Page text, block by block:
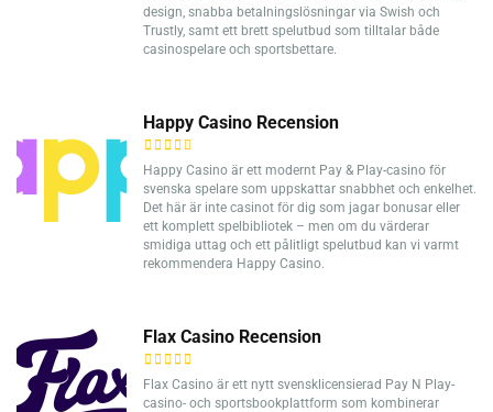
design, snabba betalningslösningar via Swish och
Trustly, samt ett brett spelutbud som tilltalar både
casinospelare och sportsbettare.
Happy Casino Recension
Happy Casino är ett modernt Pay & Play-casino för
svenska spelare som uppskattar snabbhet och enkelhet.
Det här är inte casinot för dig som jagar bonusar eller
ett komplett spelbibliotek – men om du värderar
smidiga uttag och ett pålitligt spelutbud kan vi varmt
rekommendera Happy Casino.
Flax Casino Recension
Flax Casino är ett nytt svensklicensierad Pay N Play-
casino- och sportsbookplattform som kombinerar